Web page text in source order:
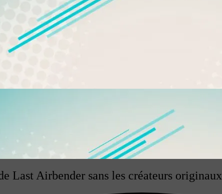
Last Airbender sans les créateurs originaux